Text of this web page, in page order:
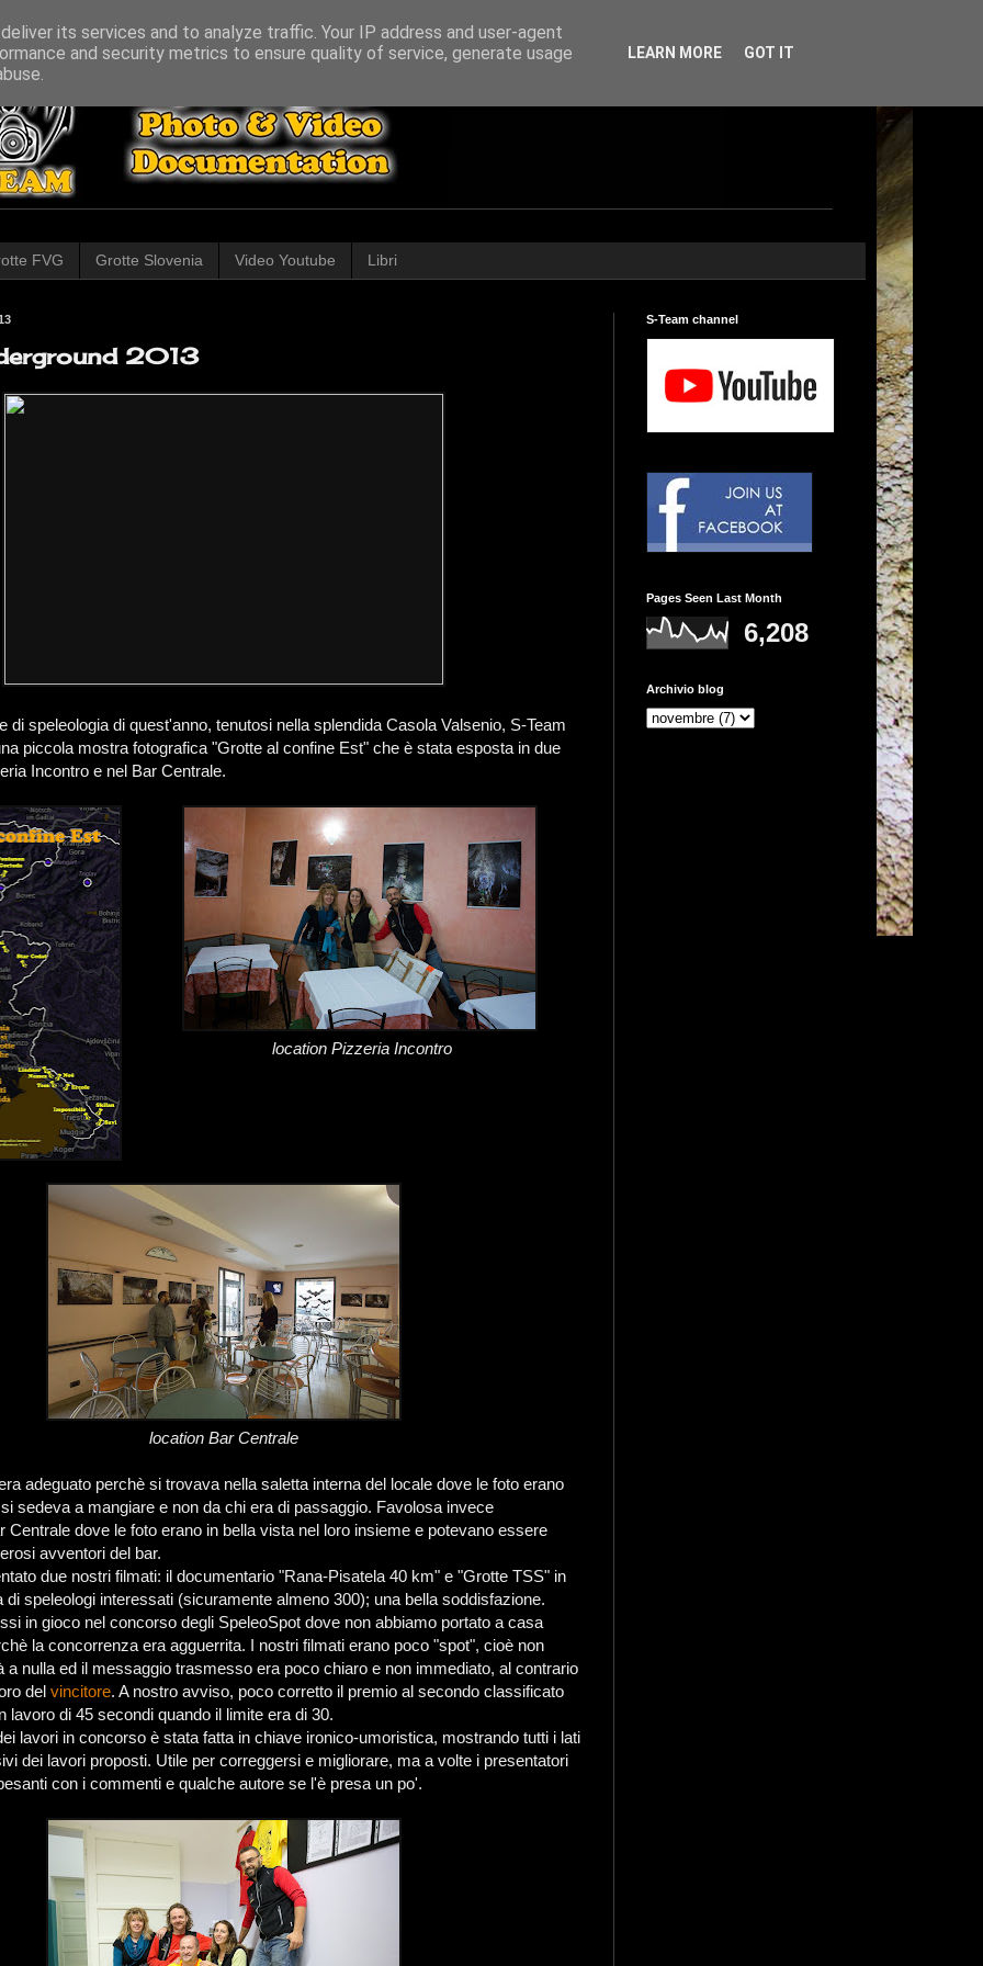
FVG Grotte Slovenia Video Youtube Libri
2013
di speleologia di quest'anno, tenutosi nella splendida Casola Valsenio, S-Team
piccola mostra fotografica "Grotte al confine Est" che è stata esposta in due
Incontro e nel Bar Centrale.
location Pizzeria Incontro
location Bar Centrale
adeguato perchè si trovava nella saletta interna del locale dove le foto erano
sedeva a mangiare e non da chi era di passaggio. Favolosa invece
Centrale dove le foto erano in bella vista nel loro insieme e potevano essere
avventori del bar.
due nostri filmati: il documentario "Rana-Pisatela 40 km" e "Grotte TSS" in
di speleologi interessati (sicuramente almeno 300); una bella soddisfazione.
in gioco nel concorso degli SpeleoSpot dove non abbiamo portato a casa
la concorrenza era agguerrita. I nostri filmati erano poco "spot", cioè non
a nulla ed il messaggio trasmesso era poco chiaro e non immediato, al contrario
del vincitore. A nostro avviso, poco corretto il premio al secondo classificato
lavoro di 45 secondi quando il limite era di 30.
lavori in concorso è stata fatta in chiave ironico-umoristica, mostrando tutti i lati
dei lavori proposti. Utile per correggersi e migliorare, ma a volte i presentatori
con i commenti e qualche autore se l'è presa un po'.
S-Team channel
Pages Seen Last Month
6,208
Archivio blog
its services and to analyze traffic. Your IP address and user-agent
and security metrics to ensure quality of service, generate usage
LEARN MORE GOT IT